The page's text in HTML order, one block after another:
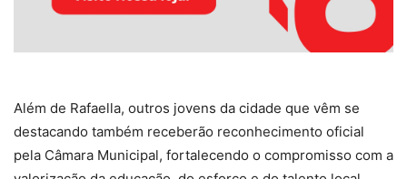
Além de Rafaella, outros jovens da cidade que vêm se
destacando também receberão reconhecimento oficial
pela Câmara Municipal, fortalecendo o compromisso com a